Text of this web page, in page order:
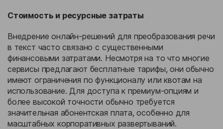
Стоимость и ресурсные затраты
Внедрение онлайн-решений для преобразования речи
в текст часто связано с существенными
финансовыми затратами. Несмотря на то что многие
сервисы предлагают бесплатные тарифы, они обычно
имеют ограничения по функционалу или квотам на
использование. Для доступа к премиум-опциям и
более высокой точности обычно требуется
значительная абонентская плата, особенно для
масштабных корпоративных развертываний.